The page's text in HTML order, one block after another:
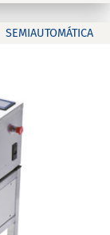
SEMIAUTOMÁTICA